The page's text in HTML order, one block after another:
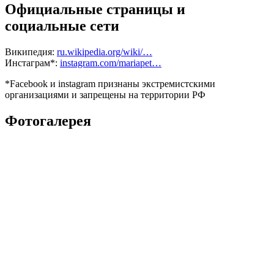
Официальные страницы и
социальные сети
Википедия: ru.wikipedia.org/wiki/…
Инстаграм*: instagram.com/mariapet…
*Facebook и instagram признаны экстремистскими
организациями и запрещены на территории РФ
Фотогалерея